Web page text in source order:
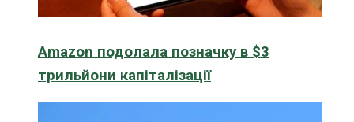
Amazon подолала позначку в $3
трильйони капіталізації